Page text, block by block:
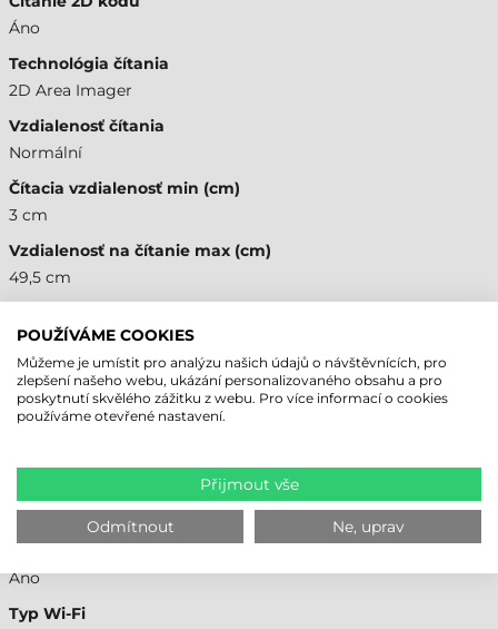
Áno
Technológia čítania
2D Area Imager
Vzdialenosť čítania
Normální
Čítacia vzdialenosť min (cm)
3 cm
Vzdialenosť na čítanie max (cm)
49,5 cm
ROZHRANIE
USB-C
Áno
Bluetooth
5,1
Áno
Typ Wi-Fi
POUŽÍVÁME COOKIES
Můžeme je umístit pro analýzu našich údajů o návštěvnících, pro
zlepšení našeho webu, ukázání personalizovaného obsahu a pro
poskytnutí skvělého zážitku z webu. Pro více informací o cookies
používáme otevřené nastavení.
Přijmout vše
Odmítnout Ne, uprav